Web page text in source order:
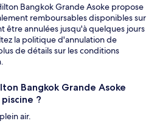
Bangkok Grande Asoke propose
remboursables disponibles sur
être annulées jusqu'à quelques jours
la politique d'annulation de
de détails sur les conditions
Bangkok Grande Asoke
?
air.